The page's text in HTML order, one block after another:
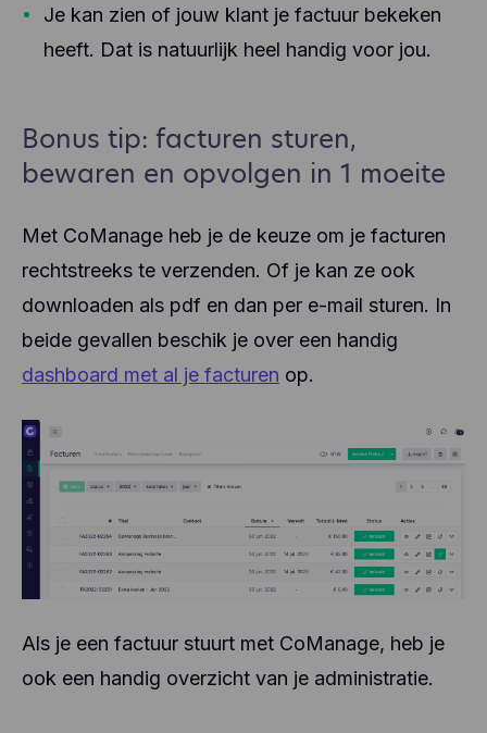
Je kan zien of jouw klant je factuur bekeken
heeft. Dat is natuurlijk heel handig voor jou.
Bonus tip: facturen sturen,
bewaren en opvolgen in 1 moeite
Met CoManage heb je de keuze om je facturen
rechtstreeks te verzenden. Of je kan ze ook
downloaden als pdf en dan per e-mail sturen. In
beide gevallen beschik je over een handig
dashboard met al je facturen op.
Als je een factuur stuurt met CoManage, heb je
ook een handig overzicht van je administratie.